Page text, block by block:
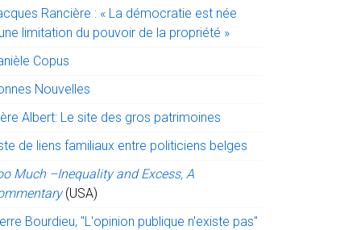
Rancière : « La démocratie est née
limitation du pouvoir de la propriété »
Copus
Nouvelles
Albert: Le site des gros patrimoines
de liens familiaux entre politiciens belges
Much –Inequality and Excess, A
(USA)
Bourdieu, "L'opinion publique n'existe pas"